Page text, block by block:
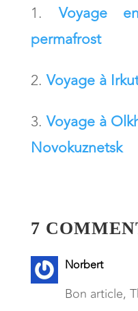
Voyage
permafrost
Voyage à
Voyage à
Novokuznetsk
7
Norbert
Bon article,